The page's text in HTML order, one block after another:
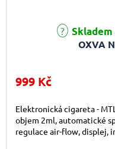
OXVA
999 Kč
Elektronická cigareta -
objem 2ml, automatické
regulace air-flow, displej,